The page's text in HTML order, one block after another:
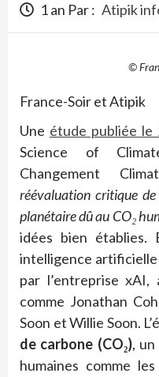
1 an Par : Atipik
©
France-Soir et Atipik
Une étude publiée le
Science of
Changement
réévaluation critique
planétaire dû au CO₂
idées bien
intelligence artificielle
par l’entreprise xAI,
comme Jonathan
Soon et Willie Soon.
de carbone (CO₂), un
humaines comme